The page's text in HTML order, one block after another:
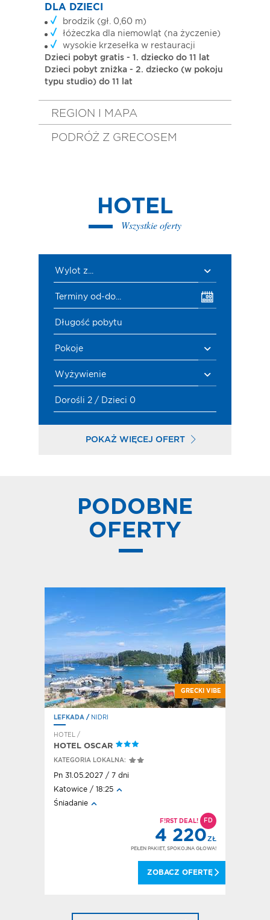
DLA DZIECI
brodzik (gł. 0,60 m)
łóżeczka dla niemowląt (na życzenie)
wysokie krzesełka w restauracji
Dzieci pobyt gratis - 1. dziecko do 11 lat
Dzieci pobyt zniżka - 2. dziecko (w pokoju
typu studio) do 11 lat
REGION I MAPA
PODRÓŻ Z GRECOSEM
HOTEL
Wszystkie oferty
Wylot z...
Terminy od-do...
Długość pobytu
Pokoje
Wyżywienie
Dorośli 2 / Dzieci 0
POKAŻ WIĘCEJ OFERT
PODOBNE
OFERTY
GRECKI VIBE
LEFKADA / NIDRI
HOTEL /
HOTEL OSCAR
KATEGORIA LOKALNA:
Pn 31.05.2027 / 7 dni
Katowice / 18:25
Śniadanie
F!RST DEAL! FD
4 220ZŁ
PEŁEN PAKIET, SPOKOJNA GŁOWA!
ZOBACZ OFERTĘ